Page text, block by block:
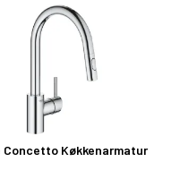
Concetto Køkkenarmatur